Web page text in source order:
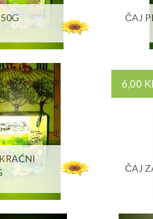
ČAJ
6,00
ČAJ